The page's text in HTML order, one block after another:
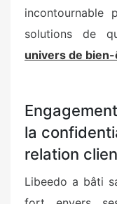
incontournable
solutions de
univers de
la
relation
Libeedo a bâti